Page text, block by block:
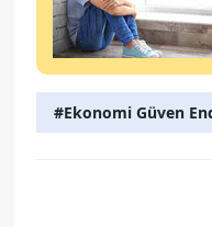
#Ekonomi Güven